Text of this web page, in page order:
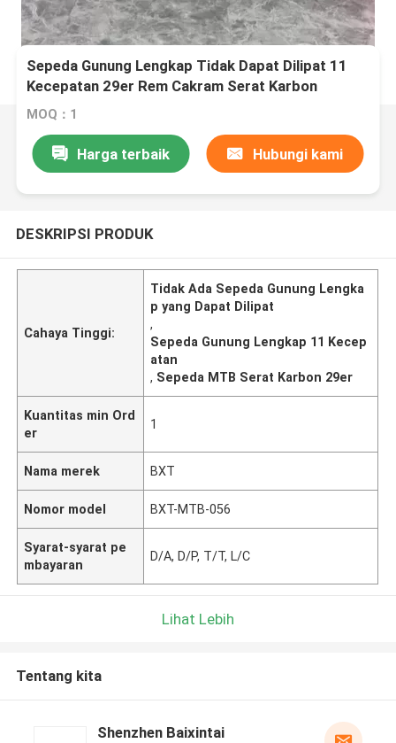
Sepeda Gunung Lengkap Tidak Dapat Dilipat 11
Kecepatan 29er Rem Cakram Serat Karbon
Sepeda MTB
MOQ：1
Harga terbaik Hubungi kami
DESKRIPSI PRODUK
Cahaya Tinggi:
Tidak Ada Sepeda Gunung Lengka
p yang Dapat Dilipat
,
Sepeda Gunung Lengkap 11 Kecep
atan
, Sepeda MTB Serat Karbon 29er
Kuantitas min Ord
er
1
Nama merek BXT
Nomor model BXT-MTB-056
Syarat-syarat pe
mbayaran
D/A, D/P, T/T, L/C
Lihat Lebih
Tentang kita
Shenzhen Baixintai